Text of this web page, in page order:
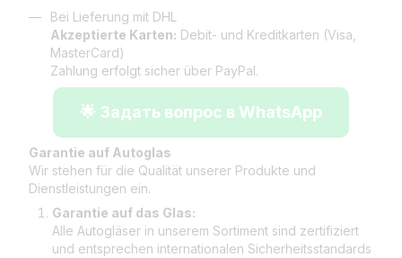
Bei Lieferung mit DHL
Akzeptierte Karten: Debit- und Kreditkarten (Visa,
MasterCard)
Zahlung erfolgt sicher über PayPal.
🌟 Задать вопрос в WhatsApp
Garantie auf Autoglas
Wir stehen für die Qualität unserer Produkte und
Dienstleistungen ein.
Garantie auf das Glas:
Alle Autogläser in unserem Sortiment sind zertifiziert
und entsprechen internationalen Sicherheitsstandards